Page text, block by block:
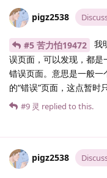
pigz2538
#5 苦力怕19472
我
误页面，可以发现，都
错误页面。意思是一般
的“错误”页面，这点暂时
#9 灵 replied to this.
pigz2538